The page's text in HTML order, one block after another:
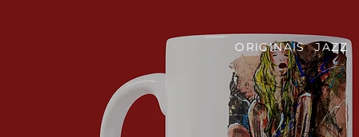
ORIGINAIS JAZZ